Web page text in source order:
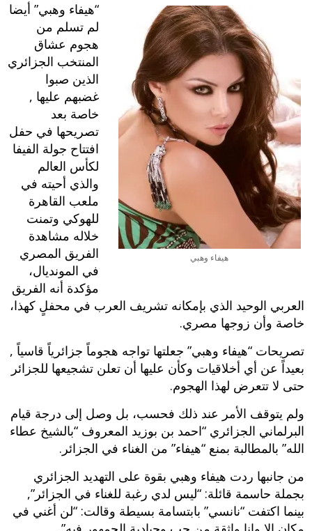
هيفاء وهبي
“هيفاء وهبي” أيضا
لم تسلم من
هجوم عشاق
المنتخب الجزائري
الذين صبوا
غضبهم عليها ,
خاصة بعد
تصريحها في حفل
افتتاح جولة الفيفا
لكأس العالم
والذي أحيته في
ملعب القاهرة
للهوكي وتمنت
خلاله مشاهدة
الفريق المصري
في المونديال،
مؤكدة أنه الفريق
العربي الوحيد الذي بإمكانه تشريف العرب في محفلٍ كهذا،
خاصة وأن زوجها مصري.
تصريحات “هيفاء وهبي” جعلتها تواجه هجوماً جزائرياً قاسياً ,
بعيداً عن أي أخلاقيات وكأن عليها أن تعلن تشجيعها للجزائر
حتى لا تتعرض لهذا الهجوم.
ولم يتوقف الأمر عند ذلك فحسب، بل وصل إلى درجة قيام
البرلماني الجزائري “احمد بن بوزيد المعروف “بالشيخ عطاء
الله” بالمطالبة بمنع “هيفاء” من الغناء في الجزائر.
من جانبها ردت هيفاء وهبي بقوة على التهديد الجزائري
بجملة حاسمة قائلة: “ليس لدي رغبة للغناء في الجزائر”,
بينما اكتفت “نانسي” بابتسامة بسيطة وقالت: “لن أغني في